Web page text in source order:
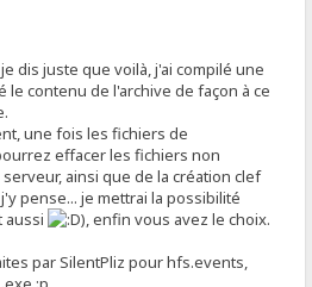
dis juste que voilà, j'ai compilé une
le contenu de l'archive de façon à ce
une fois les fichiers de
effacer les fichiers non
ainsi que de la création clef
pense... je mettrai la possibilité
aussi
), enfin vous avez le choix.
par SilentPliz pour hfs.events,